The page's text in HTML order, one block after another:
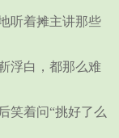
听着摊主讲那些
浮白，都那么难
笑着问“挑好了么